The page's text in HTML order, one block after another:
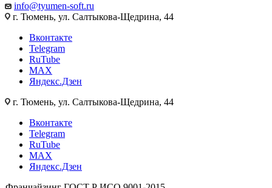
info@tyumen-soft.ru
г. Тюмень, ул. Салтыкова-Щедрина, 44
Вконтакте
Telegram
RuTube
MAX
Яндекс.Дзен
г. Тюмень, ул. Салтыкова-Щедрина, 44
Вконтакте
Telegram
RuTube
MAX
Яндекс.Дзен